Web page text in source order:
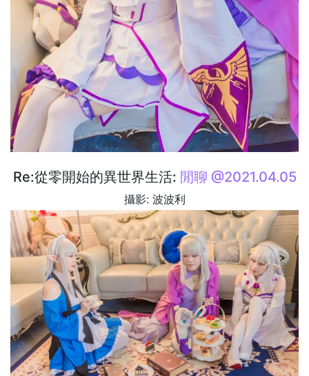
Re:從零開始的異世界生活: 閒聊 @2021.04.05
攝影: 波波利